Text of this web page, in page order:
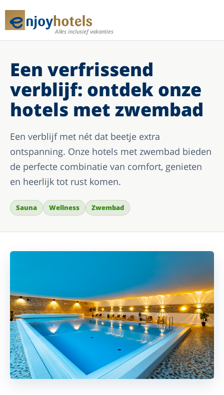
Alles inclusief vakanties
Een verfrissend
verblijf: ontdek onze
hotels met zwembad
Een verblijf met nét dat beetje extra
ontspanning. Onze hotels met zwembad bieden
de perfecte combinatie van comfort, genieten
en heerlijk tot rust komen.
Sauna Wellness Zwembad